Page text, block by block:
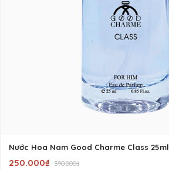
Nước Hoa Nam Good Charme Class 25ml
250.000₫
390.000₫